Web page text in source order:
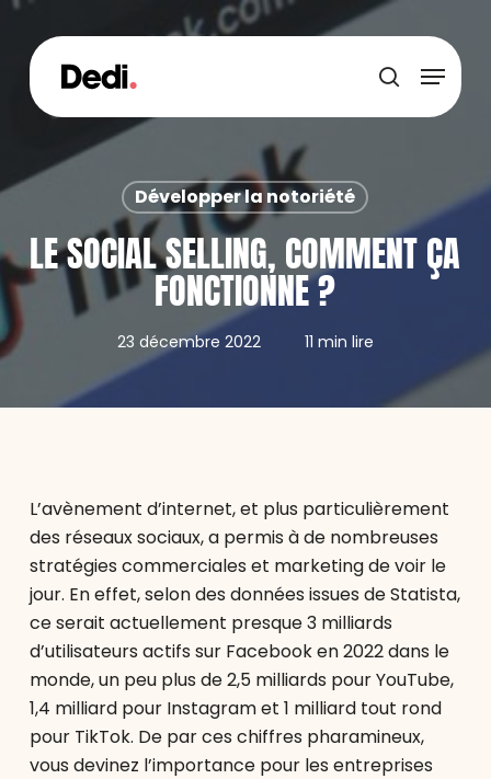
Skip
main
content
recherche
Menu
Développer la notoriété
LE SOCIAL SELLING, COMMENT ÇA
FONCTIONNE ?
23 décembre 2022 11 min lire
L’avènement d’internet, et plus particulièrement
des réseaux sociaux, a permis à de nombreuses
stratégies commerciales et marketing de voir le
jour. En effet, selon des données issues de Statista,
ce serait actuellement presque 3 milliards
d’utilisateurs actifs sur Facebook en 2022 dans le
monde, un peu plus de 2,5 milliards pour YouTube,
1,4 milliard pour Instagram et 1 milliard tout rond
pour TikTok. De par ces chiffres pharamineux,
vous devinez l’importance pour les entreprises